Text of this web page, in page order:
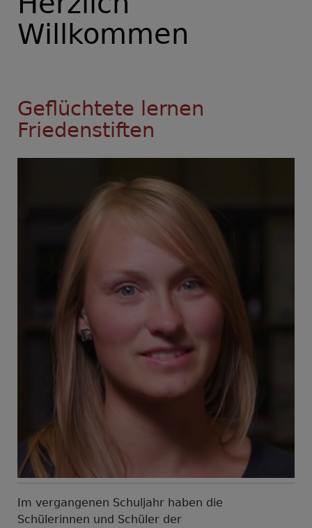
Willkommen
Geflüchtete lernen
Friedenstiften
Im vergangenen Schuljahr haben die
Schülerinnen und Schüler der